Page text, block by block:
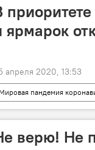
ярмарок
апреля 2020, 13:53
Мировая пандемия
верю! Не